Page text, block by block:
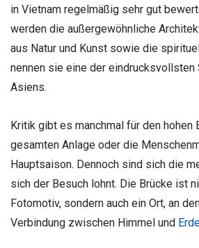
in Vietnam regelmäßig sehr gut
werden die außergewöhnliche
aus Natur und Kunst sowie die
nennen sie eine der
Asiens.
Kritik gibt es manchmal für den hohen
gesamten Anlage oder die
Hauptsaison. Dennoch sind sich die
sich der Besuch lohnt. Die Brücke ist
Fotomotiv, sondern auch ein Ort, an
Verbindung zwischen Himmel und